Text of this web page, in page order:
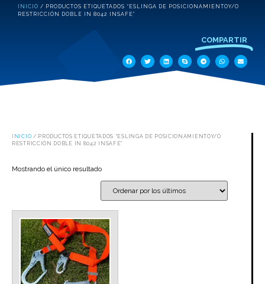
INICIO / PRODUCTOS ETIQUETADOS “ESLINGA DE POSICIONAMIENTOY/O
RESTRICCIÓN DOBLE IN 8042 INSAFE”
COMPARTIR
INICIO / PRODUCTOS ETIQUETADOS “ESLINGA DE POSICIONAMIENTOY/O
RESTRICCIÓN DOBLE IN 8042 INSAFE”
Mostrando el único resultado